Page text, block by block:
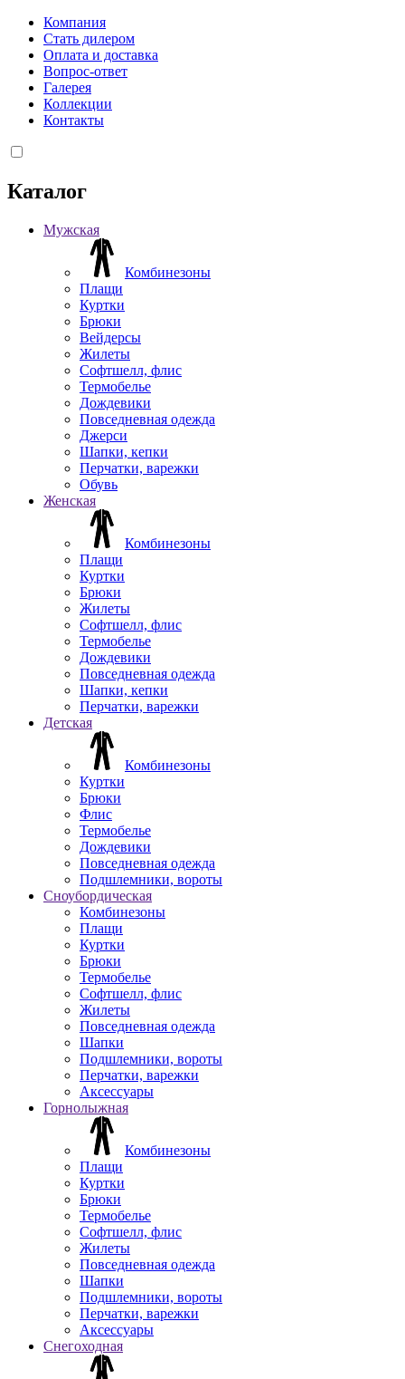
Компания
Стать дилером
Оплата и доставка
Вопрос-ответ
Галерея
Коллекции
Контакты
Каталог
Мужская
Комбинезоны
Плащи
Куртки
Брюки
Вейдерсы
Жилеты
Софтшелл, флис
Термобелье
Дождевики
Повседневная одежда
Джерси
Шапки, кепки
Перчатки, варежки
Обувь
Женская
Комбинезоны
Плащи
Куртки
Брюки
Жилеты
Софтшелл, флис
Термобелье
Дождевики
Повседневная одежда
Шапки, кепки
Перчатки, варежки
Детская
Комбинезоны
Куртки
Брюки
Флис
Термобелье
Дождевики
Повседневная одежда
Подшлемники, вороты
Сноубордическая
Комбинезоны
Плащи
Куртки
Брюки
Термобелье
Софтшелл, флис
Жилеты
Повседневная одежда
Шапки
Подшлемники, вороты
Перчатки, варежки
Аксессуары
Горнолыжная
Комбинезоны
Плащи
Куртки
Брюки
Термобелье
Софтшелл, флис
Жилеты
Повседневная одежда
Шапки
Подшлемники, вороты
Перчатки, варежки
Аксессуары
Снегоходная